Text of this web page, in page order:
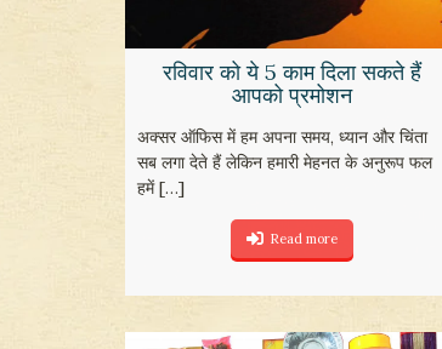
रविवार को ये 5 काम दिला सकते हैं
आपको प्रमोशन
अक्सर ऑफिस में हम अपना समय, ध्यान और चिंता
सब लगा देते हैं लेकिन हमारी मेहनत के अनुरूप फल
हमें[…]
Read more